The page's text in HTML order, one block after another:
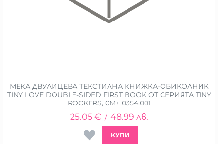
МЕКА ДВУЛИЦЕВА ТЕКСТИЛНА КНИЖКА-ОБИКОЛНИК
TINY LOVE DOUBLE-SIDED FIRST BOOK ОТ СЕРИЯТА TINY
ROCKERS, 0М+ 0354.001
25.05 € / 48.99 лв.
КУПИ